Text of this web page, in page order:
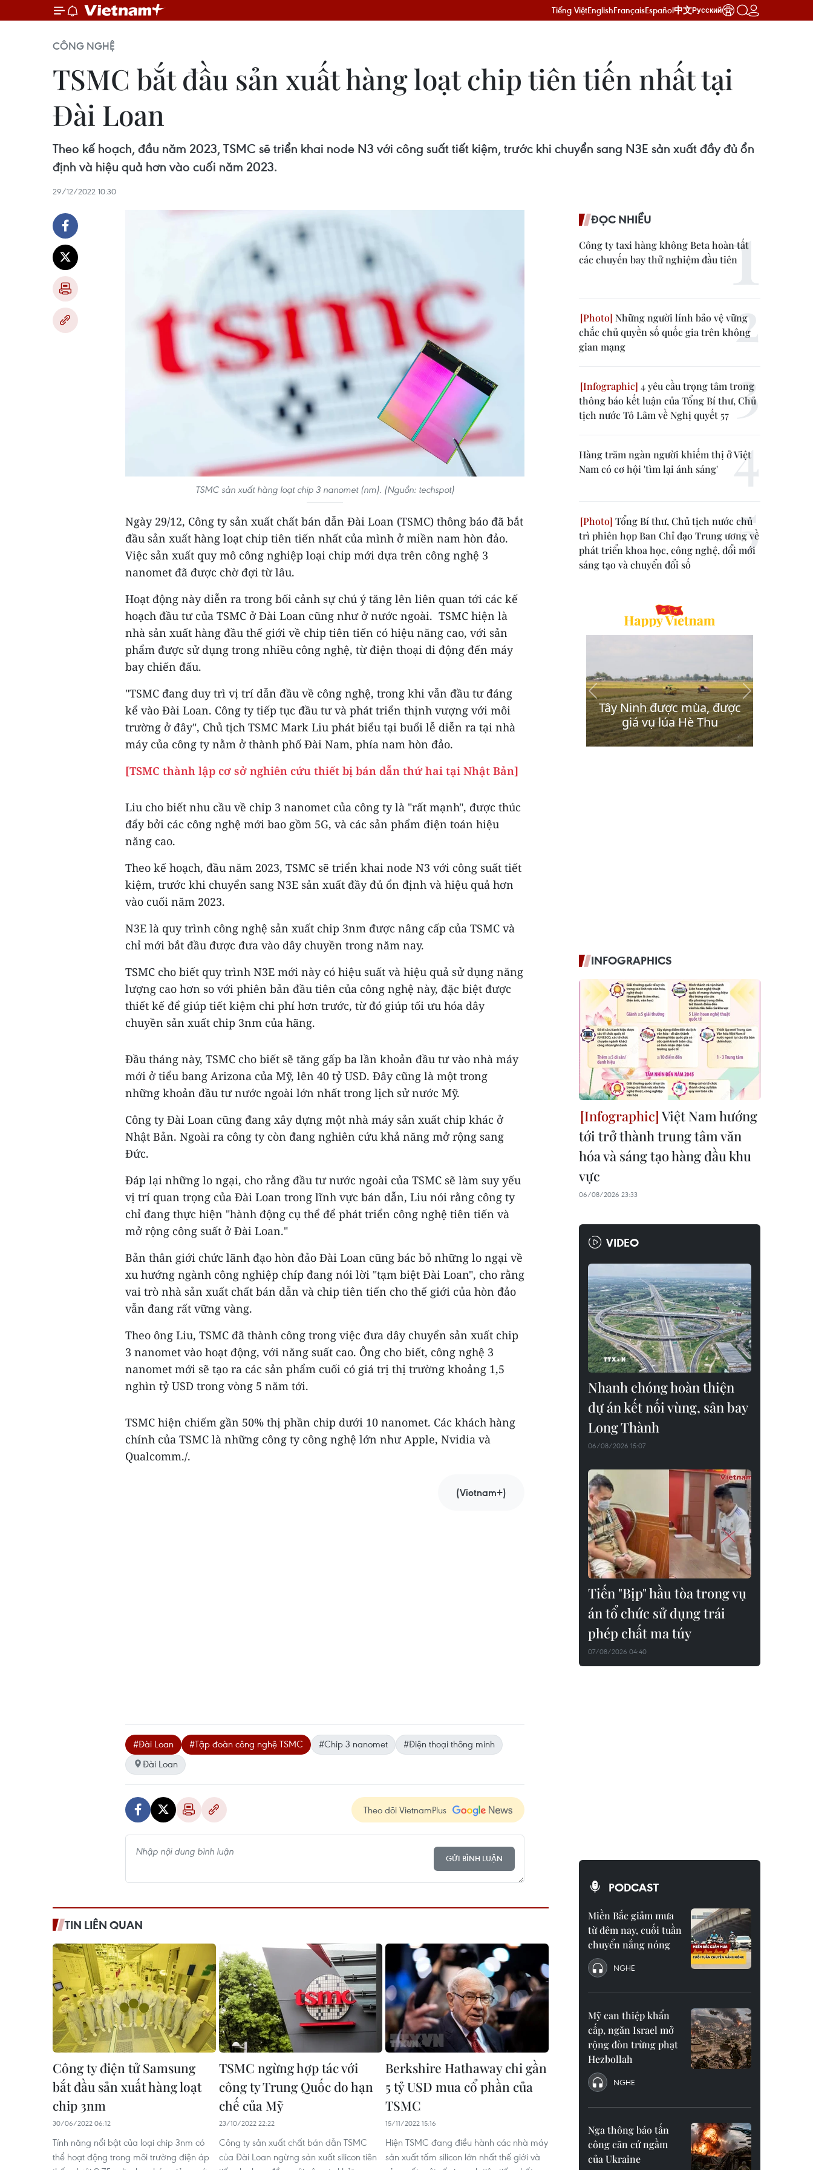
Tiếng ViệtEnglishFrançaisEspañol中文Русский
CÔNG NGHỆ
TSMC bắt đầu sản xuất hàng loạt chip tiên tiến nhất tại
Đài Loan
Theo kế hoạch, đầu năm 2023, TSMC sẽ triển khai node N3 với công suất tiết kiệm, trước khi chuyển sang N3E sản xuất đầy đủ ổn
định và hiệu quả hơn vào cuối năm 2023.
29/12/2022 10:30
TSMC sản xuất hàng loạt chip 3 nanomet (nm). (Nguồn: techspot)
Ngày 29/12, Công ty sản xuất chất bán dẫn Đài Loan (TSMC) thông báo đã bắt
đầu sản xuất hàng loạt chip tiên tiến nhất của mình ở miền nam hòn đảo.
Việc sản xuất quy mô công nghiệp loại chip mới dựa trên công nghệ 3
nanomet đã được chờ đợi từ lâu.
Hoạt động này diễn ra trong bối cảnh sự chú ý tăng lên liên quan tới các kế
hoạch đầu tư của TSMC ở Đài Loan cũng như ở nước ngoài. TSMC hiện là
nhà sản xuất hàng đầu thế giới về chip tiên tiến có hiệu năng cao, với sản
phẩm được sử dụng trong nhiều công nghệ, từ điện thoại di động đến máy
bay chiến đấu.
"TSMC đang duy trì vị trí dẫn đầu về công nghệ, trong khi vẫn đầu tư đáng
kể vào Đài Loan. Công ty tiếp tục đầu tư và phát triển thịnh vượng với môi
trường ở đây", Chủ tịch TSMC Mark Liu phát biểu tại buổi lễ diễn ra tại nhà
máy của công ty nằm ở thành phố Đài Nam, phía nam hòn đảo.
[TSMC thành lập cơ sở nghiên cứu thiết bị bán dẫn thứ hai tại Nhật Bản]
Liu cho biết nhu cầu về chip 3 nanomet của công ty là "rất mạnh", được thúc
đẩy bởi các công nghệ mới bao gồm 5G, và các sản phẩm điện toán hiệu
năng cao.
Theo kế hoạch, đầu năm 2023, TSMC sẽ triển khai node N3 với công suất tiết
kiệm, trước khi chuyển sang N3E sản xuất đầy đủ ổn định và hiệu quả hơn
vào cuối năm 2023.
N3E là quy trình công nghệ sản xuất chip 3nm được nâng cấp của TSMC và
chỉ mới bắt đầu được đưa vào dây chuyền trong năm nay.
TSMC cho biết quy trình N3E mới này có hiệu suất và hiệu quả sử dụng năng
lượng cao hơn so với phiên bản đầu tiên của công nghệ này, đặc biệt được
thiết kế để giúp tiết kiệm chi phí hơn trước, từ đó giúp tối ưu hóa dây
chuyền sản xuất chip 3nm của hãng.
Đầu tháng này, TSMC cho biết sẽ tăng gấp ba lần khoản đầu tư vào nhà máy
mới ở tiểu bang Arizona của Mỹ, lên 40 tỷ USD. Đây cũng là một trong
những khoản đầu tư nước ngoài lớn nhất trong lịch sử nước Mỹ.
Công ty Đài Loan cũng đang xây dựng một nhà máy sản xuất chip khác ở
Nhật Bản. Ngoài ra công ty còn đang nghiên cứu khả năng mở rộng sang
Đức.
Đáp lại những lo ngại, cho rằng đầu tư nước ngoài của TSMC sẽ làm suy yếu
vị trí quan trọng của Đài Loan trong lĩnh vực bán dẫn, Liu nói rằng công ty
chỉ đang thực hiện "hành động cụ thể để phát triển công nghệ tiên tiến và
mở rộng công suất ở Đài Loan."
Bản thân giới chức lãnh đạo hòn đảo Đài Loan cũng bác bỏ những lo ngại về
xu hướng ngành công nghiệp chíp đang nói lời "tạm biệt Đài Loan", cho rằng
vai trò nhà sản xuất chất bán dẫn và chip tiên tiến cho thế giới của hòn đảo
vẫn đang rất vững vàng.
Theo ông Liu, TSMC đã thành công trong việc đưa dây chuyển sản xuất chip
3 nanomet vào hoạt động, với năng suất cao. Ông cho biết, công nghệ 3
nanomet mới sẽ tạo ra các sản phẩm cuối có giá trị thị trường khoảng 1,5
nghìn tỷ USD trong vòng 5 năm tới.
TSMC hiện chiếm gần 50% thị phần chip dưới 10 nanomet. Các khách hàng
chính của TSMC là những công ty công nghệ lớn như Apple, Nvidia và
Qualcomm./.
(Vietnam+)
#Đài Loan #Tập đoàn công nghệ TSMC #Chip 3 nanomet
#Điện thoại thông minh
Đài Loan
Theo dõi VietnamPlus
GỬI BÌNH LUẬN
TIN LIÊN QUAN
Công ty điện tử Samsung
bắt đầu sản xuất hàng loạt
chip 3nm
30/06/2022 06:12
Tính năng nổi bật của loại chip 3nm có
thể hoạt động trong môi trường điện áp
TSMC ngừng hợp tác với
công ty Trung Quốc do hạn
chế của Mỹ
23/10/2022 22:22
Công ty sản xuất chất bán dẫn TSMC
của Đài Loan ngừng sản xuất silicon tiên
Berkshire Hathaway chi gần
5 tỷ USD mua cổ phần của
TSMC
15/11/2022 15:16
Hiện TSMC đang điều hành các nhà máy
sản xuất tấm silicon lớn nhất thế giới và
ĐỌC NHIỀU
Công ty taxi hàng không Beta hoàn tất
các chuyến bay thử nghiệm đầu tiên
Những người lính bảo vệ vững
chắc chủ quyền số quốc gia trên không
gian mạng
4 yêu cầu trọng tâm trong
thông báo kết luận của Tổng Bí thư, Chủ
tịch nước Tô Lâm về Nghị quyết 57
Hàng trăm ngàn người khiếm thị ở Việt
Nam có cơ hội 'tìm lại ánh sáng'
Tổng Bí thư, Chủ tịch nước chủ
trì phiên họp Ban Chỉ đạo Trung ương về
phát triển khoa học, công nghệ, đổi mới
sáng tạo và chuyển đổi số
INFOGRAPHICS
Việt Nam hướng
tới trở thành trung tâm văn
hóa và sáng tạo hàng đầu khu
vực
06/08/2026 23:33
VIDEO
Nhanh chóng hoàn thiện
dự án kết nối vùng, sân bay
Long Thành
06/08/2026 15:07
Tiến "Bịp" hầu tòa trong vụ
án tổ chức sử dụng trái
phép chất ma túy
07/08/2026 04:40
PODCAST
Miền Bắc giảm mưa
từ đêm nay, cuối tuần
chuyển nắng nóng
NGHE
Mỹ can thiệp khẩn
cấp, ngăn Israel mở
rộng đòn trừng phạt
Hezbollah
NGHE
Nga thông báo tấn
công căn cứ ngầm
của Ukraine